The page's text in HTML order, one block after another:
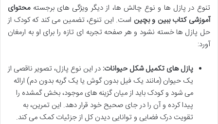
تنوع در پازل ها و نوع چالش ها، از دیگر ویژگی های برجستهمحتوای
آموزشی کتاب ببین و بچین است. این تنوع، تضمین می کند که کودک از
حل پازل ها خسته نشود و هر صفحه تجربه ای تازه را برای او به ارمغان
آورد:
پازل های تکمیل شکل حیوانات: در این نوع پازل، تصویر ناقصی از
یک حیوان (مانند یک فیل بدون گوش یا یک گربه بدون دم) ارائه
می شود و کودک باید از میان گزینه های موجود، بخش گمشده را
پیدا کرده و آن را در جای صحیح خود قرار دهد. این تمرین، به
تقویت درک فضایی و توانایی دیدن کل از جزئیات کمک می کند.